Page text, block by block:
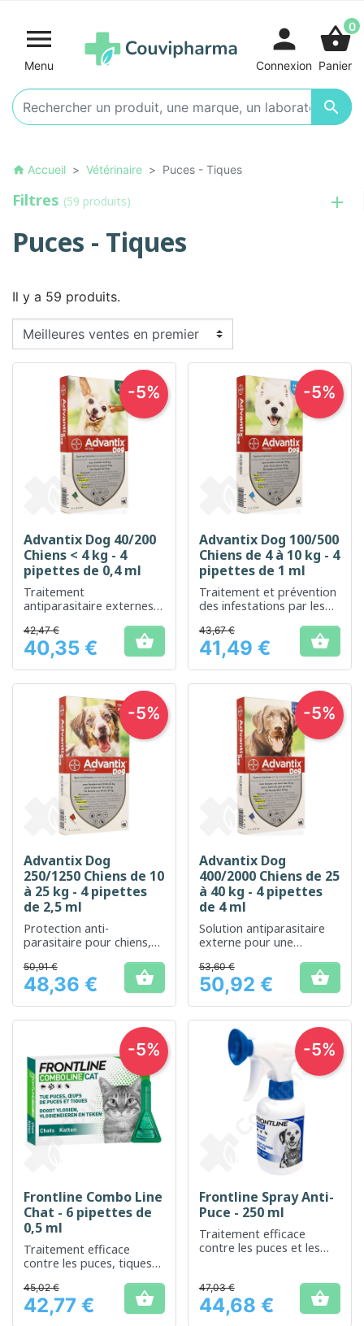

Menu

person
Connexion
shopping_basket0
Panier
home Accueil Vétérinaire Puces - Tiques
Filtres (59 produits)
Puces - Tiques
Il y a 59 produits.
Advantix Dog 40/200
Chiens < 4 kg - 4
pipettes de 0,4 ml
Traitement
antiparasitaire externes
efficace de votre petit
chien
Prix
42,47 €
40,35 € 
-5%
Advantix Dog 100/500
Chiens de 4 à 10 kg - 4
pipettes de 1 ml
Traitement et prévention
des infestations par les
les chiens de petite taille
Prix
43,67 €
41,49 € 
-5%
Advantix Dog
250/1250 Chiens de 10
à 25 kg - 4 pipettes
de 2,5 ml
Protection anti-
parasitaire pour chiens,
puces et moustiques
Prix
50,91 €
48,36 € 
-5%
Advantix Dog
400/2000 Chiens de 25
à 40 kg - 4 pipettes
de 4 ml
Solution antiparasitaire
externe pour une
chiens de grande taille
Prix
53,60 €
50,92 € 
-5%
Frontline Combo Line
Chat - 6 pipettes de
0,5 ml
Traitement efficace
contre les puces, tiques
chats
Prix
45,02 €
42,77 € 
-5%
Frontline Spray Anti-
Puce - 250 ml
Traitement efficace
contre les puces et les
Prix
47,03 €
44,68 € 
-5%